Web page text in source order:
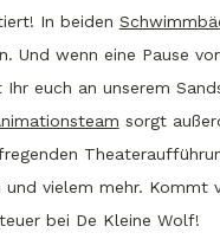
In beiden
Und wenn eine Pause
euch an unserem
sorgt
und vielem mehr. Kommt
bei De Kleine Wolf!